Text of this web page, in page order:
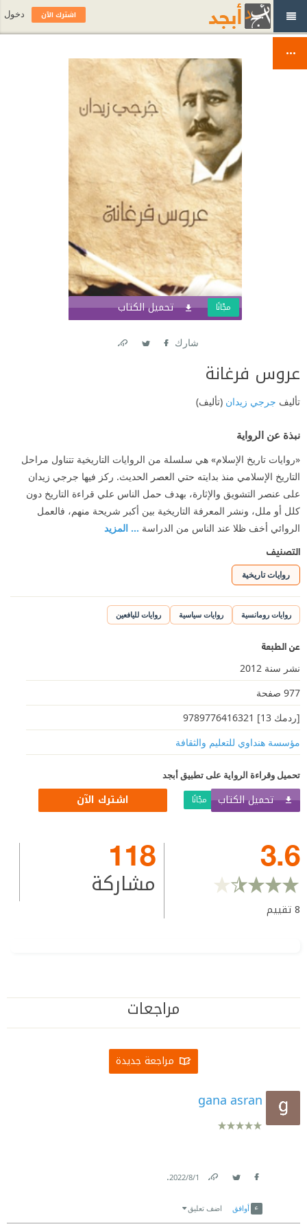
تحميل الكتاب مجّانًا
شارك
عروس فرغانة
تأليف جرجي زيدان (تأليف)
نبذة عن الرواية
«روايات تاريخ الإسلام» هي سلسلة من الروايات التاريخية تتناول مراحل
التاريخ الإسلامي منذ بدايته حتي العصر الحديث. ركز فيها جرجي زيدان
على عنصر التشويق والإثارة، بهدف حمل الناس علي قراءة التاريخ دون
كلل أو ملل، ونشر المعرفة التاريخية بين أكبر شريحة منهم، فالعمل
الروائي أخف ظلا عند الناس من الدراسة ... المزيد
التصنيف
روايات تاريخية
روايات رومانسية روايات سياسية روايات لليافعين
عن الطبعة
نشر سنة 2012
977 صفحة
[ردمك 13] 9789776416321
مؤسسة هنداوي للتعليم والثقافة
تحميل وقراءة الرواية على تطبيق أبجد
تحميل الكتاب مجّانًا اشترك الآن
3.6
8تقييم
118
مشاركة
مراجعات
مراجعة جديدة
gana asran
1‏/8‏/2022
.
أوافق اضف تعليق
اشترك الآن دخول